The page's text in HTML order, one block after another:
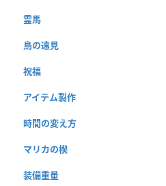
霊馬
鳥の遠見
祝福
アイテム製作
時間の変え方
マリカの楔
装備重量